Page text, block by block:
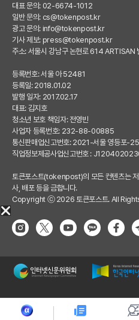
대표 문의: 02-6674-1012
일반 문의: cs@tokenpost.kr
광고 문의: info@tokenpost.kr
기사 제보: press@tokenpost.kr
주소: 서울시 강남구 논현로 614 ARTISAN
등록번호: 서울 아 52481
등록일: 2018.01.02
발행 일자: 2017.02.17
대표: 김지호
청소년 보호 책임자: 전영빈
사업자 등록번호: 232-88-00885
통신판매업신고번호: 2021-서울 영등포-
직업정보제공사업신고번호 :
토큰포스트(tokenpost)의 모든 컨텐츠는
사, 배포 등을 금합니다.
Copyright ⓒ 2026 토큰포스트. All